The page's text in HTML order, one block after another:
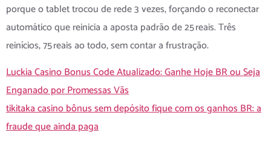
porque o tablet trocou de rede 3 vezes, forçando o reconectar
automático que reinicia a aposta padrão de 25 reais. Três
reinícios, 75 reais ao todo, sem contar a frustração.
Luckia Casino Bonus Code Atualizado: Ganhe Hoje BR ou Seja
Enganado por Promessas Vãs
tikitaka casino bônus sem depósito fique com os ganhos BR: a
fraude que ainda paga